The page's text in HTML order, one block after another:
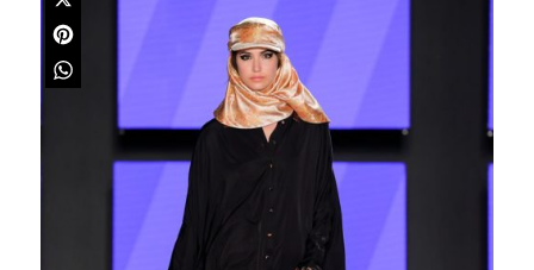
X
Pinterest